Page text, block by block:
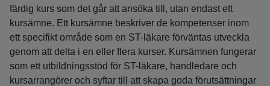
färdig kurs som det går att ansöka till, utan endast ett
kursämne. Ett kursämne beskriver de kompetenser inom
ett specifikt område som en ST-läkare förväntas utveckla
genom att delta i en eller flera kurser. Kursämnen fungerar
som ett utbildningsstöd för ST-läkare, handledare och
kursarrangörer och syftar till att skapa goda förutsättningar